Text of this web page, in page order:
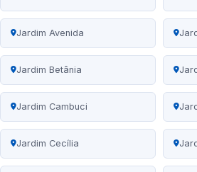
Jardim Avenida
Jardim Betânia
Jardim Cambuci
Jardim Cecília